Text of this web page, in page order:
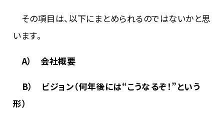
その項目は、以下にまとめられるのではないかと思
います。
A） 会社概要
B） ビジョン（何年後には“こうなるぞ！”という
形）